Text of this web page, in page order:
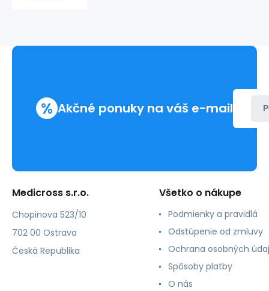
ihla:
modrá
% Akčné ponuky na váš e-mail
Medicross s.r.o.
Chopinova 523/10
702 00 Ostrava
Česká Republika
Všetko o nákupe
Podmienky a pravidlá
Odstúpenie od zmluvy
Ochrana osobných
Spôsoby platby
O nás